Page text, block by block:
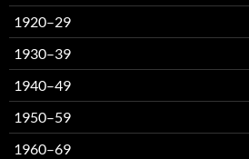
1920–29
1930–39
1940–49
1950–59
1960–69